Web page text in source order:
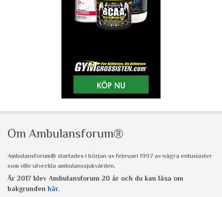
Om Ambulansforum®
Ambulansforum® startades i början av februari 1997 av några entusiaster
som ville utveckla ambulanssjukvården.
År 2017 blev Ambulansforum 20 år och du kan läsa om
bakgrunden här.